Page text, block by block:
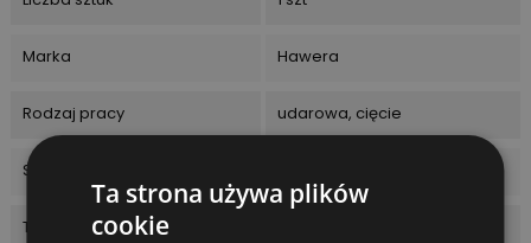
Marka Hawera
Rodzaj pracy udarowa, cięcie
Seria / model
Typ mocowania
Ta strona używa plików
cookie